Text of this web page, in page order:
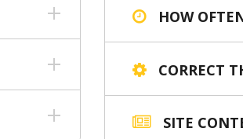
HOW
CORRECT
SITE